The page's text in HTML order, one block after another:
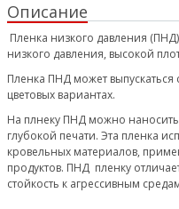
Описание
Пленка низкого давления
низкого давления, высокой
Пленка ПНД может
цветовых вариантах.
На плнеку ПНД можно
глубокой печати. Эта пленка
кровельных материалов,
продуктов. ПНД пленку
стойкость к агрессивным